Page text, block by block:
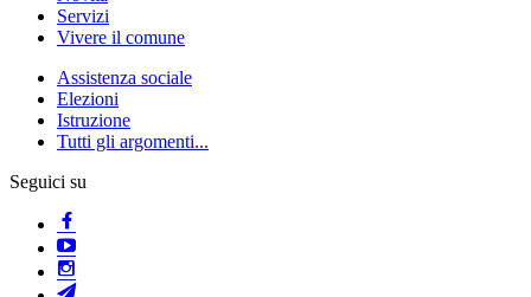
Servizi
Vivere il comune
Assistenza sociale
Elezioni
Istruzione
Tutti gli argomenti...
Seguici su